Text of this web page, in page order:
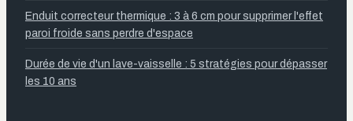
Enduit correcteur thermique : 3 à 6 cm pour supprimer l'effet
paroi froide sans perdre d'espace
Durée de vie d'un lave-vaisselle : 5 stratégies pour dépasser
les 10 ans